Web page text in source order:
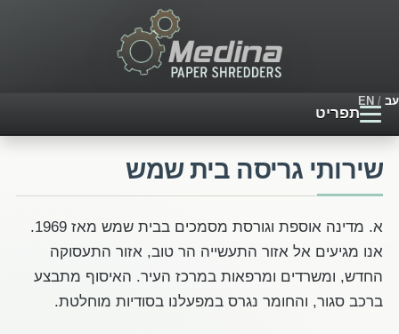
תפריט
עמוד הבית
שירותי גריסת נייר
שאלות נפוצות
עב /
EN
שירותי גריסה בית שמש
א. מדינה אוספת וגורסת מסמכים בבית שמש מאז 1969.
אנו מגיעים אל אזור התעשייה הר טוב, אזור התעסוקה
החדש, ומשרדים ומרפאות במרכז העיר. האיסוף מתבצע
ברכב סגור, והחומר נגרס במפעלנו בסודיות מוחלטת.